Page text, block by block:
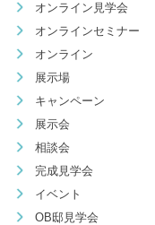
オンライン見学会
オンラインセミナー
オンライン
展示場
キャンペーン
展示会
相談会
完成見学会
イベント
OB邸見学会